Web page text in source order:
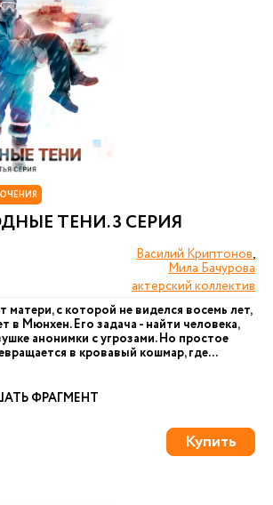
ТЕНИ. 3 СЕРИЯ
Василий Криптонов,
Мила Бачурова
актерский коллектив
матери, с которой не виделся восемь лет,
в Мюнхен. Его задача - найти человека,
анонимки с угрозами. Но простое
в кровавый кошмар, где...
ФРАГМЕНТ
Купить